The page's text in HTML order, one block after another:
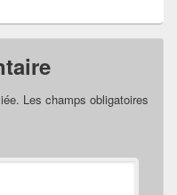
Les champs obligatoires